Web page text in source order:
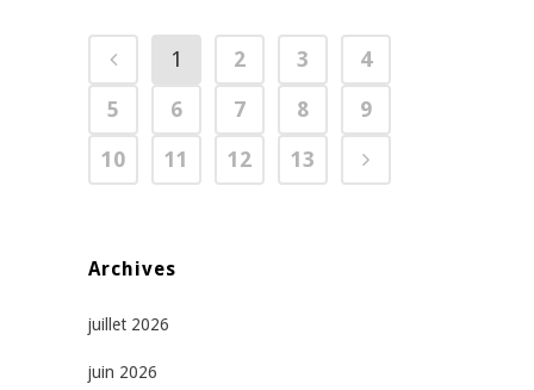
1 2 3
4
5
6 7 8
9
10
11 12 13
Archives
juillet 2026
juin 2026